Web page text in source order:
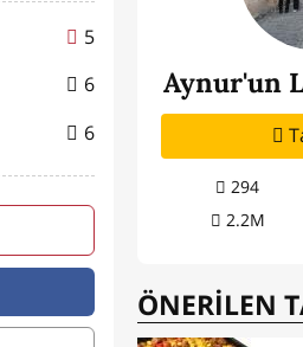
5
6
6
Aynur'un
294
2.2M
ÖNERİLEN